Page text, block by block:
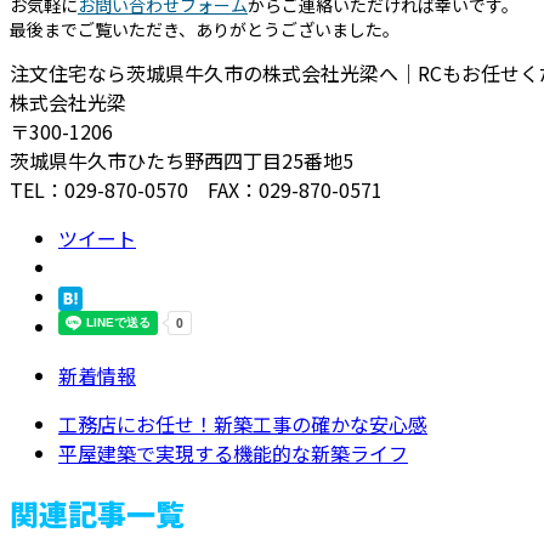
お気軽にお問い合わせフォームからご連絡いただければ幸いです。
最後までご覧いただき、ありがとうございました。
注文住宅なら茨城県牛久市の株式会社光梁へ｜RCもお任せ
株式会社光梁
〒300-1206
茨城県牛久市ひたち野西四丁目25番地5
TEL：029-870-0570 FAX：029-870-0571
ツイート
新着情報
工務店にお任せ！新築工事の確かな安心感
平屋建築で実現する機能的な新築ライフ
関連記事一覧